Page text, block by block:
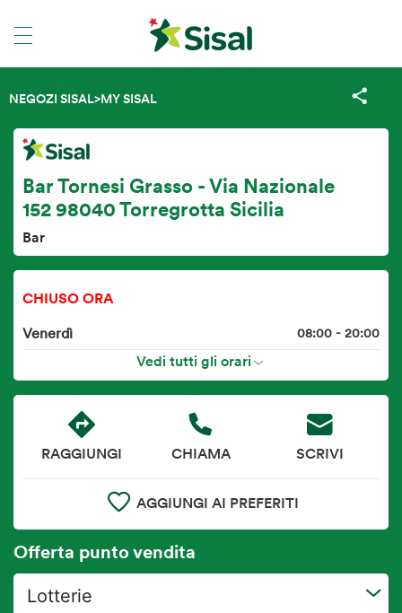
NEGOZI SISAL>MY SISAL
Bar Tornesi Grasso - Via Nazionale
152 98040 Torregrotta Sicilia
Bar
CHIUSO ORA
Venerdì
08:00 - 20:00
Vedi tutti gli orari
Offerta punto vendita
Lotterie
RAGGIUNGI CHIAMA SCRIVI
AGGIUNGI AI PREFERITI